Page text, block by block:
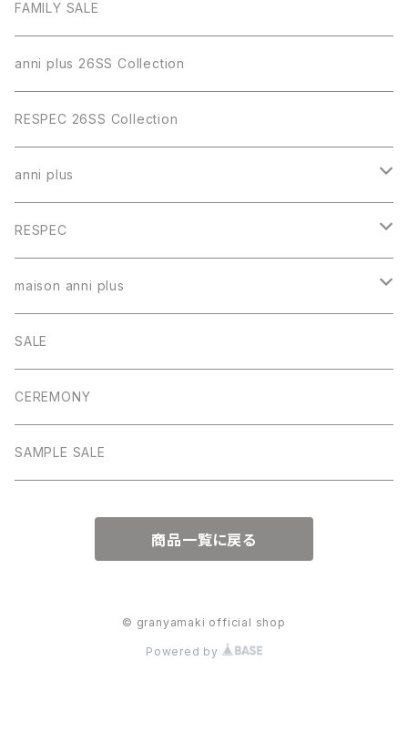
FAMILY SALE
anni plus 26SS Collection
RESPEC 26SS Collection
anni plus
トップス
スカート
パンツ
ワンピース
アウター
RESPEC
トップス
スカート
パンツ
アウター
maison anni plus
ワンピース
SALE
CEREMONY
SAMPLE SALE
商品一覧に戻る
© granyamaki official shop
Powered by